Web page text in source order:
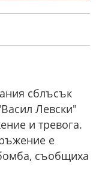
сблъсък
Левски"
и тревога.
е
съобщиха